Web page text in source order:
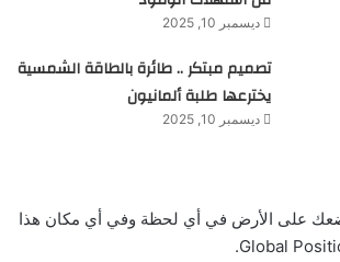
ديسمبر 10, 2025
تصميم مبتكر .. طائرة بالطاقة الشمسية
يخترعها طلبة ألمانيون
ديسمبر 10, 2025
بموضعك على الأرض في أي لحظة وفي أي مكان هذا